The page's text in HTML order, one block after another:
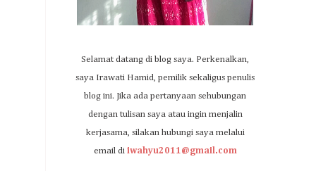
Selamat datang di blog saya. Perkenalkan,
saya Irawati Hamid, pemilik sekaligus penulis
blog ini. Jika ada pertanyaan sehubungan
dengan tulisan saya atau ingin menjalin
kerjasama, silakan hubungi saya melalui
email di iwahyu2011@gmail.com